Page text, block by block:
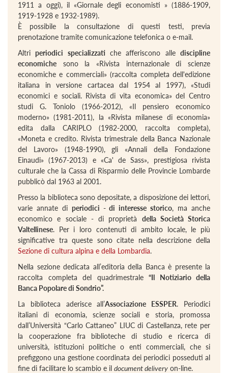
1911 a oggi), il «Giornale degli economisti » (1886-1909,
1919-1928 e 1932-1989).
È possibile la consultazione di questi testi, previa
prenotazione tramite comunicazione telefonica o e-mail.
Altriperiodici specializzatiche afferiscono allediscipline
economiche sono la «Rivista internazionale di scienze
economiche e commerciali» (raccolta completa dell'edizione
italiana in versione cartacea dal 1954 al 1997), «Studi
economici e sociali. Rivista di vita economica» del Centro
studi G. Toniolo (1966-2012), «Il pensiero economico
moderno» (1981-2011), la «Rivista milanese di economia»
edita dalla CARIPLO (1982-2000, raccolta completa),
«Moneta e credito. Rivista trimestrale della Banca Nazionale
del Lavoro» (1948-1990), gli «Annali della Fondazione
Einaudi» (1967-2013) e «Ca' de Sass», prestigiosa rivista
culturale che la Cassa di Risparmio delle Provincie Lombarde
pubblicò dal 1963 al 2001.
Presso la biblioteca sono depositate, a disposizione dei lettori,
varie annate di periodici - di interesse storico, ma anche
economico e sociale - di proprietà della Società Storica
Valtellinese. Per i loro contenuti di ambito locale, le più
significative tra queste sono citate nella descrizione della
Sezione di cultura alpina e della Lombardia.
Nella sezione dedicata all’editoria della Banca è presente la
raccolta completa del quadrimestrale “Il Notiziario della
Banca Popolare di Sondrio”.
La biblioteca aderisce all’Associazione ESSPER. Periodici
italiani di economia, scienze sociali e storia, promossa
dall’Università “Carlo Cattaneo” LIUC di Castellanza, rete per
la cooperazione fra biblioteche di studio e ricerca di
università, istituzioni politiche o enti commerciali, che si
prefiggono una gestione coordinata dei periodici posseduti al
fine di facilitare lo scambio e il document delivery on-line.